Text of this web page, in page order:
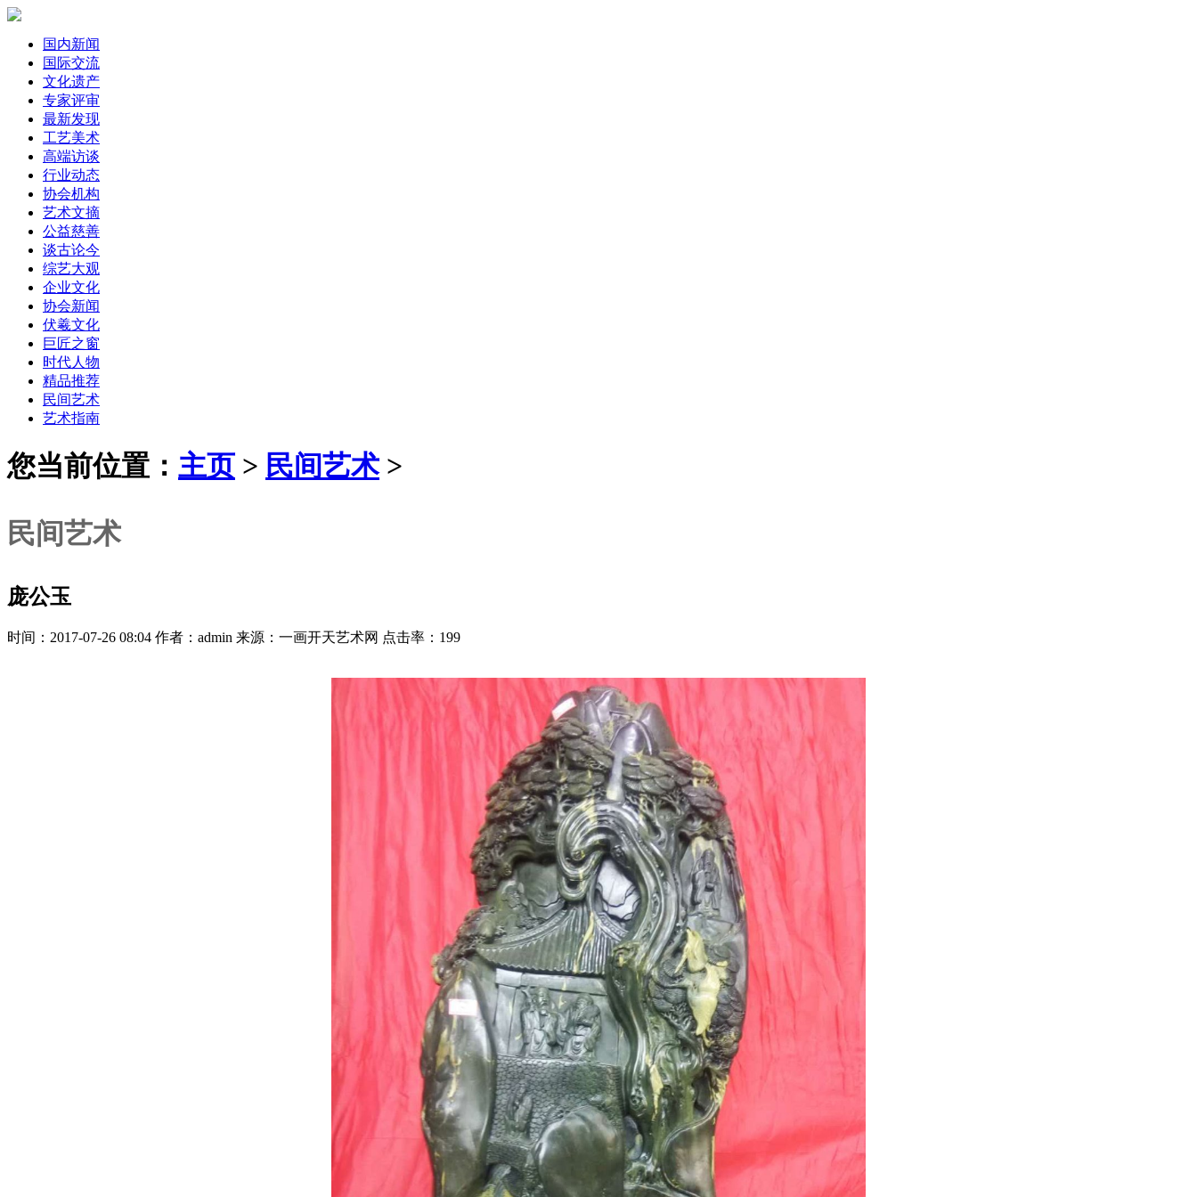
国内新闻
国际交流
文化遗产
专家评审
最新发现
工艺美术
高端访谈
行业动态
协会机构
艺术文摘
公益慈善
谈古论今
综艺大观
企业文化
协会新闻
伏羲文化
巨匠之窗
时代人物
精品推荐
民间艺术
艺术指南
您当前位置： 主页 > 民间艺术>
民间艺术
庞公玉
时间：2017-07-26 08:04 作者：admin 来源：一画开天艺术网 点击率：199